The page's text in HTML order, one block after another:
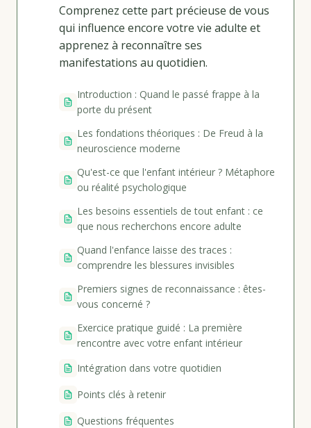
Comprenez cette part précieuse de vous
qui influence encore votre vie adulte et
apprenez à reconnaître ses
manifestations au quotidien.
Introduction : Quand le passé frappe à la
porte du présent
Les fondations théoriques : De Freud à la
neuroscience moderne
Qu'est-ce que l'enfant intérieur ? Métaphore
ou réalité psychologique
Les besoins essentiels de tout enfant : ce
que nous recherchons encore adulte
Quand l'enfance laisse des traces :
comprendre les blessures invisibles
Premiers signes de reconnaissance : êtes-
vous concerné ?
Exercice pratique guidé : La première
rencontre avec votre enfant intérieur
Intégration dans votre quotidien
Points clés à retenir
Questions fréquentes